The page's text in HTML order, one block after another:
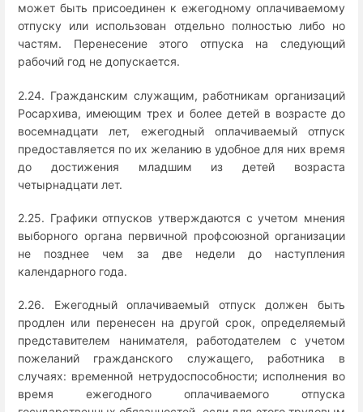
может быть присоединен к ежегодному оплачиваемому
отпуску или использован отдельно полностью либо но
частям. Перенесение этого отпуска на следующий
рабочий год не допускается.
2.24. Гражданским служащим, работникам организаций
Росархива, имеющим трех и более детей в возрасте до
восемнадцати лет, ежегодный оплачиваемый отпуск
предоставляется по их желанию в удобное для них время
до достижения младшим из детей возраста
четырнадцати лет.
2.25. Графики отпусков утверждаются с учетом мнения
выборного органа первичной профсоюзной организации
не позднее чем за две недели до наступления
календарного года.
2.26. Ежегодный оплачиваемый отпуск должен быть
продлен или перенесен на другой срок, определяемый
представителем нанимателя, работодателем с учетом
пожеланий гражданского служащего, работника в
случаях: временной нетрудоспособности; исполнения во
время ежегодного оплачиваемого отпуска